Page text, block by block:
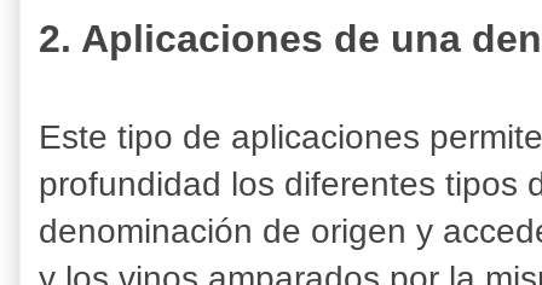
2. Aplicaciones de una
Este tipo de aplicaciones
profundidad los diferentes tipos
denominación de origen y